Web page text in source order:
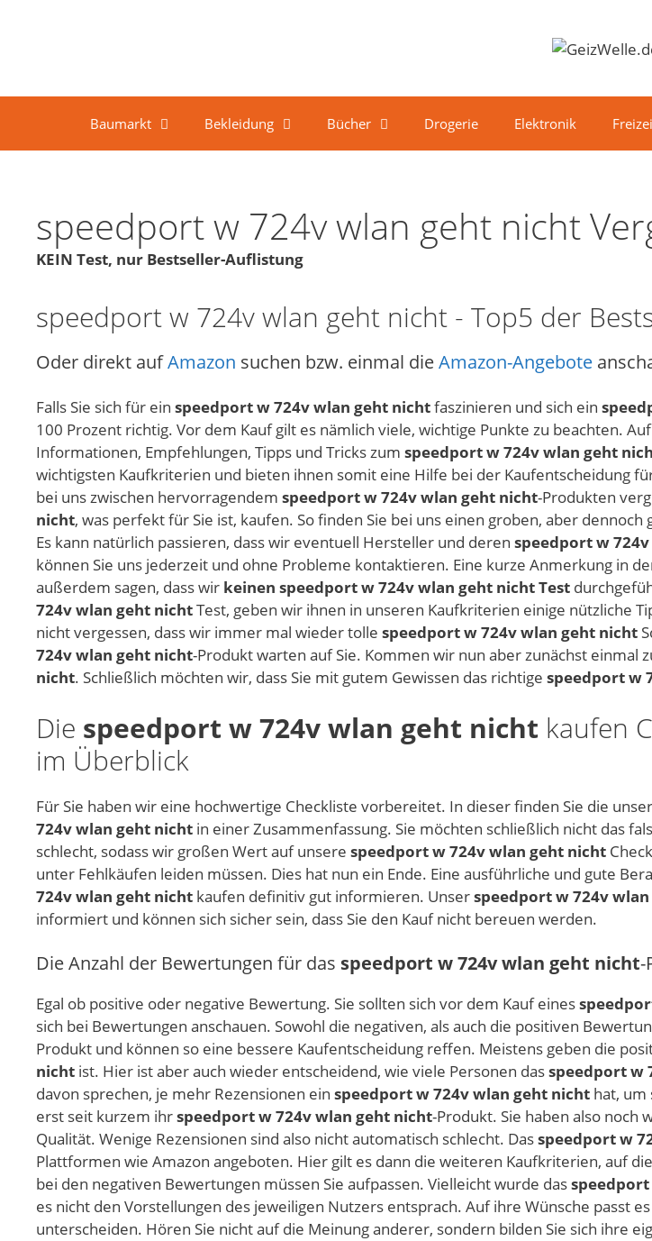
Baumarkt Bekleidung Bücher Drogerie Elektronik
speedport w 724v wlan geht nicht
KEIN Test, nur Bestseller-Auflistung
speedport w 724v wlan geht nicht - Top5 der
Oder direkt aufAmazon suchen bzw. einmal dieAmazon-Angebote
Falls Sie sich für ein speedport w 724v wlan geht nichtfaszinieren und sich ein
100 Prozent richtig. Vor dem Kauf gilt es nämlich viele, wichtige Punkte zu beachten.
Informationen, Empfehlungen, Tipps und Tricks zum speedport w 724v wlan geht
wichtigsten Kaufkriterien und bieten ihnen somit eine Hilfe bei der Kaufentscheidung
bei uns zwischen hervorragendem speedport w 724v wlan geht nicht-Produkten
nicht, was perfekt für Sie ist, kaufen. So finden Sie bei uns einen groben, aber
Es kann natürlich passieren, dass wir eventuell Hersteller und deren speedport w
können Sie uns jederzeit und ohne Probleme kontaktieren. Eine kurze Anmerkung in
außerdem sagen, dass wir keinen speedport w 724v wlan geht nicht Test
724v wlan geht nichtTest, geben wir ihnen in unseren Kaufkriterien einige nützliche
nicht vergessen, dass wir immer mal wieder tolle speedport w 724v wlan geht nicht
724v wlan geht nicht-Produkt warten auf Sie. Kommen wir nun aber zunächst einmal
nicht. Schließlich möchten wir, dass Sie mit gutem Gewissen das richtige speedport w
Die speedport w 724v wlan geht nicht kaufen
im Überblick
Für Sie haben wir eine hochwertige Checkliste vorbereitet. In dieser finden Sie die
724v wlan geht nicht in einer Zusammenfassung. Sie möchten schließlich nicht das
schlecht, sodass wir großen Wert auf unsere speedport w 724v wlan geht nicht
unter Fehlkäufen leiden müssen. Dies hat nun ein Ende. Eine ausführliche und gute
724v wlan geht nicht kaufen definitiv gut informieren. Unserspeedport w 724v
informiert und können sich sicher sein, dass Sie den Kauf nicht bereuen werden.
Die Anzahl der Bewertungen für das speedport w 724v wlan geht nicht-
Egal ob positive oder negative Bewertung. Sie sollten sich vor dem Kauf eines
sich bei Bewertungen anschauen. Sowohl die negativen, als auch die positiven
Produkt und können so eine bessere Kaufentscheidung reffen. Meistens geben die
nicht ist. Hier ist aber auch wieder entscheidend, wie viele Personen dasspeedport w
davon sprechen, je mehr Rezensionen ein speedport w 724v wlan geht nicht hat, um
erst seit kurzem ihrspeedport w 724v wlan geht nicht-Produkt. Sie haben also noch
Qualität. Wenige Rezensionen sind also nicht automatisch schlecht. Dasspeedport w
Plattformen wie Amazon angeboten. Hier gilt es dann die weiteren Kaufkriterien, auf
bei den negativen Bewertungen müssen Sie aufpassen. Vielleicht wurde das
es nicht den Vorstellungen des jeweiligen Nutzers entsprach. Auf ihre Wünsche passt
unterscheiden. Hören Sie nicht auf die Meinung anderer, sondern bilden Sie sich ihre